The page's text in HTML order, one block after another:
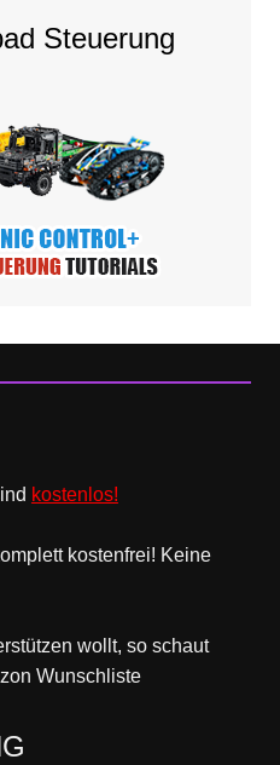
Steuerung
kostenlos!
kostenfrei! Keine
wollt, so schaut
Wunschliste